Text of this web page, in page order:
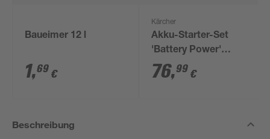
Baueimer 12 l
1,69 €
Kärcher
Akku-Starter-Set
'Battery Power'
Ladegerät und Akku
18 V, 2,5 Ah
76,99 €
Beschreibung